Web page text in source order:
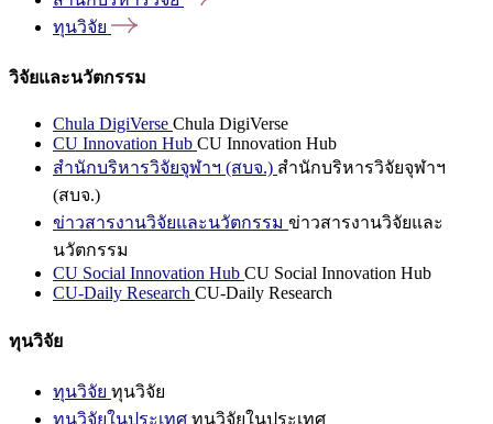
ทุนวิจัย
วิจัยและนวัตกรรม
Chula DigiVerse Chula DigiVerse
CU Innovation Hub CU Innovation Hub
สำนักบริหารวิจัยจุฬาฯ (สบจ.) สำนักบริหารวิจัยจุฬาฯ
(สบจ.)
ข่าวสารงานวิจัยและนวัตกรรม ข่าวสารงานวิจัยและ
นวัตกรรม
CU Social Innovation Hub CU Social Innovation Hub
CU-Daily Research CU-Daily Research
ทุนวิจัย
ทุนวิจัย ทุนวิจัย
ทุนวิจัยในประเทศ ทุนวิจัยในประเทศ